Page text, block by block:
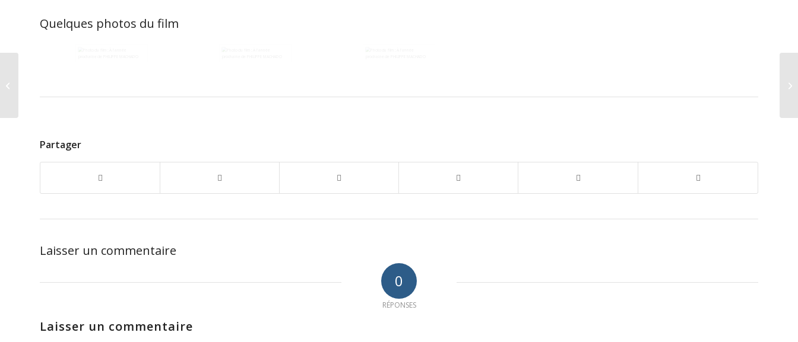
Quelques photos du film
Partager
Laisser un commentaire
0
RÉPONSES
Laisser un commentaire